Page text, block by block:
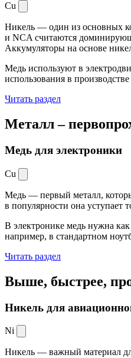
Cu
Никель — один из основных
и NCA считаются
Аккумуляторы на основе
Медь используют в
использования в
Читать раздел
Металл –
Медь для электроники
Cu
Медь — первый металл,
в популярности она
В электронике медь нужна
например, в стандартном
Читать раздел
Выше, быстрее,
Никель для
Ni
Никель — важный материал